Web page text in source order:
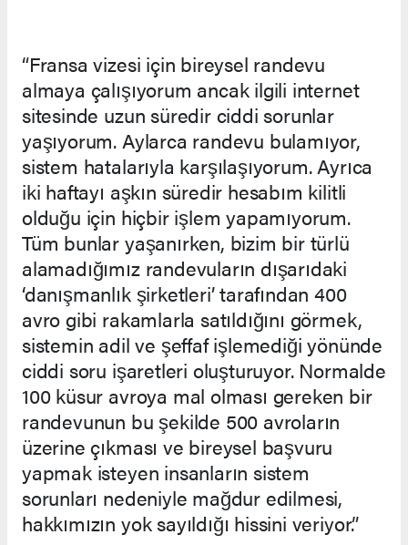
“Fransa vizesi için bireysel randevu
almaya çalışıyorum ancak ilgili internet
sitesinde uzun süredir ciddi sorunlar
yaşıyorum. Aylarca randevu bulamıyor,
sistem hatalarıyla karşılaşıyorum. Ayrıca
iki haftayı aşkın süredir hesabım kilitli
olduğu için hiçbir işlem yapamıyorum.
Tüm bunlar yaşanırken, bizim bir türlü
alamadığımız randevuların dışarıdaki
‘danışmanlık şirketleri’ tarafından 400
avro gibi rakamlarla satıldığını görmek,
sistemin adil ve şeffaf işlemediği yönünde
ciddi soru işaretleri oluşturuyor. Normalde
100 küsur avroya mal olması gereken bir
randevunun bu şekilde 500 avroların
üzerine çıkması ve bireysel başvuru
yapmak isteyen insanların sistem
sorunları nedeniyle mağdur edilmesi,
hakkımızın yok sayıldığı hissini veriyor.”